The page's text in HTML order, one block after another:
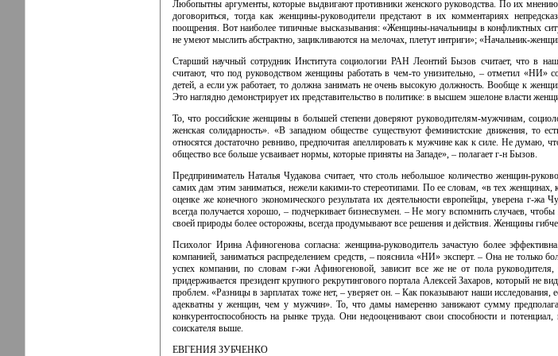
Любопытны аргументы, которые выдвигают противники женского руководства. По их
договориться, тогда как женщины-руководители предстают в их комментариях
поощрения. Вот наиболее типичные высказывания: «Женщины-начальницы в конфликтных
не умеют мыслить абстрактно, зацикливаются на мелочах, плетут интриги»; «Начальник-
Старший научный сотрудник Института социологии РАН Леонтий Бызов считает, что в
считают, что под руководством женщины работать в чем-то унизительно, – отметил «НИ»
детей, а если уж работает, то должна занимать не очень высокую должность. Вообще к
Это наглядно демонстрирует их представительство в политике: в высшем эшелоне власти
То, что российские женщины в большей степени доверяют руководителям-мужчинам,
женская солидарность». «В западном обществе существуют феминистские движения, то
относятся достаточно ревниво, предпочитая апеллировать к мужчине как к силе. Не думаю,
общество все больше усваивает нормы, которые приняты на Западе», – полагает г-н Бызов.
Предприниматель Наталья Чудакова считает, что столь небольшое количество женщин-
самих дам этим заниматься, нежели какими-то стереотипами. По ее словам, «в тех
оценке же конечного экономического результата их деятельности европейцы, уверена г-
всегда получается хорошо, – подчеркивает бизнесвумен. – Не могу вспомнить случаев,
своей природы более осторожны, всегда продумывают все решения и действия. Женщины
Психолог Ирина Афиногенова согласна: женщина-руководитель зачастую более
компанией, заниматься распределением средств, – пояснила «НИ» эксперт. – Она не только
успех компании, по словам г-жи Афиногеновой, зависит все же не от пола
придерживается президент крупного рекрутингового портала Алексей Захаров, который не
проблем. «Разницы в зарплатах тоже нет, – уверяет он. – Как показывают наши исследования,
адекватны у женщин, чем у мужчин». То, что дамы намеренно занижают сумму
конкурентоспособность на рынке труда. Они недооценивают свои способности и
соискателя выше.
ЕВГЕНИЯ ЗУБЧЕНКО